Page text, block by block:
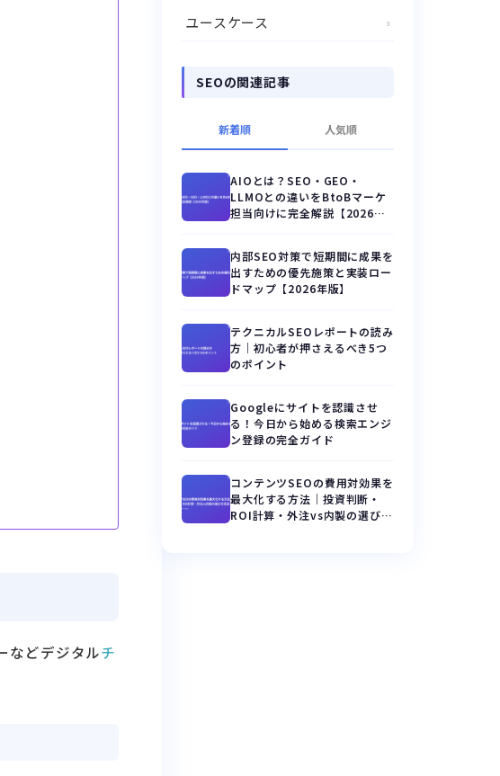
などデジタルチ
ユースケース 3
SEOの関連記事
新着順 人気順
AIOとは？SEO・GEO・
LLMOとの違いをBtoBマーケ
担当向けに完全解説【2026年
内部SEO対策で短期間に成果を
出すための優先施策と実装ロー
ドマップ【2026年版】
テクニカルSEOレポートの読み
方｜初心者が押さえるべき5つ
のポイント
Googleにサイトを認識させ
る！今日から始める検索エンジ
ン登録の完全ガイド
コンテンツSEOの費用対効果を
最大化する方法｜投資判断・
ROI計算・外注vs内製の選び方